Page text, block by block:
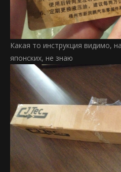
Какая то инструкция видимо,
японских, не знаю